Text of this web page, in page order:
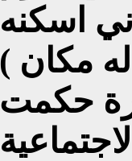
اسكنه
حكمت